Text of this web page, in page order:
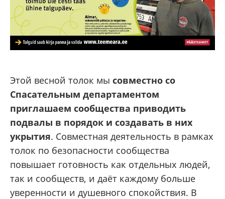
Этой весной толок мы совместно со
Спасательным департаментом
приглашаем сообщества приводить
подвалы в порядок и создавать в них
укрытия. Совместная деятельность в рамках
толок по безопасности сообщества
повышает готовность как отдельных людей,
так и сообществ, и даёт каждому больше
уверенности и душевного спокойствия. В